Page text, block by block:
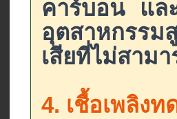
คาร์บอน แล
อุตสาหกรร
เสียที่ไม่สาม
4. เชื้อเพลิง